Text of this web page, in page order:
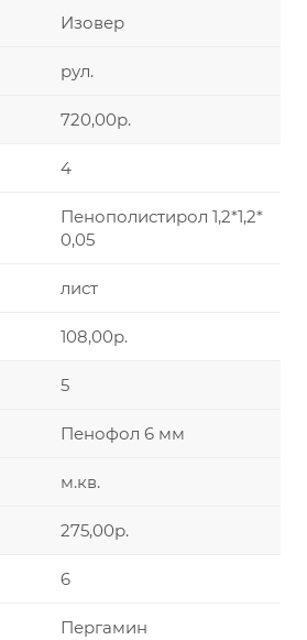
Изовер
рул.
720,00р.
4
Пенополистирол 1,2*1,2*
0,05
лист
108,00р.
5
Пенофол 6 мм
м.кв.
275,00р.
6
Пергамин